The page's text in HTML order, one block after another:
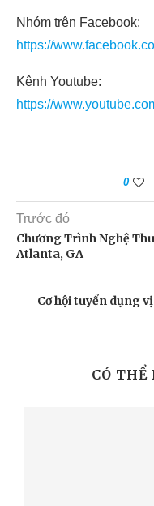
Nhóm trên Facebook:
https://
Kênh Youtube:
https://
0
Trước đó
Chương Trình Nghệ
Atlanta, GA
Cơ hội tuyển dụng
CÓ